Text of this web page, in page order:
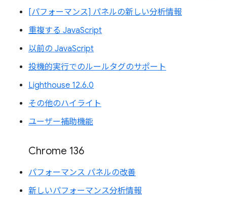
[パフォーマンス] パネルの新しい分析情報
重複する JavaScript
以前の JavaScript
投機的実行でのルールタグのサポート
Lighthouse 12.6.0
その他のハイライト
ユーザー補助機能
Chrome 136
パフォーマンス パネルの改善
新しいパフォーマンス分析情報